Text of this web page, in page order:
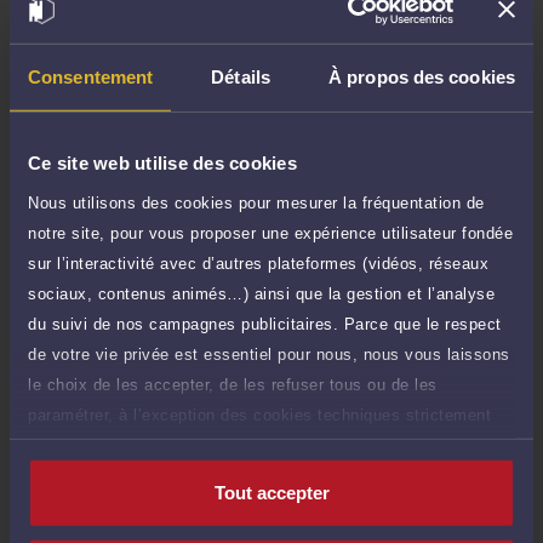
Consentement Détails À propos des cookies
Ce site web utilise des cookies
Nous utilisons des cookies pour mesurer la fréquentation de
notre site, pour vous proposer une expérience utilisateur fondée
sur l’interactivité avec d’autres plateformes (vidéos, réseaux
sociaux, contenus animés…) ainsi que la gestion et l’analyse
du suivi de nos campagnes publicitaires. Parce que le respect
de votre vie privée est essentiel pour nous, nous vous laissons
le choix de les accepter, de les refuser tous ou de les
paramétrer, à l’exception des cookies techniques strictement
nécessaires au fonctionnement du site.
Tout accepter
Demander un rappel
Question simple
de 1.000 caractères)
100 €
Poser une question
Consultation écrite
Etude de votre dossier + possibilité
d'ajout d'une pièce jointe
250 €
Consulter par écrit
Compétences